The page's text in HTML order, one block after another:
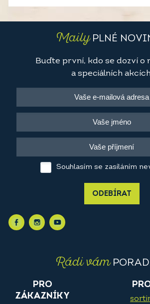
MailyPLNÉ
Buďte první, kdo se dozví o
a speciálních
Souhlasím se zasíláním
ODEBÍRAT
Rádi vám
PRO
ZÁKAZNÍKY